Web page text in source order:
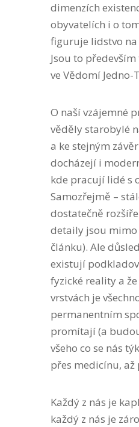
dimenzích
obyvatelích i o
figuruje lidstvo
Jsou to
ve Vědomí Jedno-
O naší vzájemné
věděly starobylé
a ke stejným
docházejí i
kde pracují lidé s
Samozřejmě –
dostatečně
detaily jsou
článku). Ale
existují
fyzické reality a
vrstvách je
permanentním
promítají (a
všeho co se nás
přes medicínu, až
Každý z nás je
každý z nás je